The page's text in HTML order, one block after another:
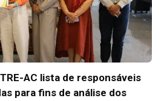
AC lista de responsáveis
para fins de análise dos